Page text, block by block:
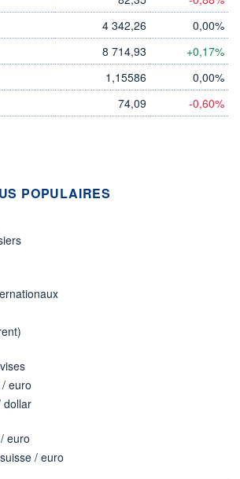
-
4 342,26 0,00%
8 714,93 +0,17%
1,15586 0,00%
74,09 -0,60%
POPULAIRES
euro
dollar
euro
/ euro